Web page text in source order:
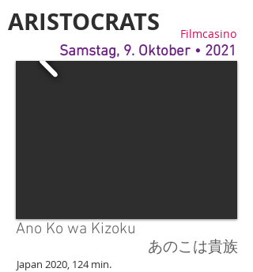
ARISTOCRATS Filmcasino
Samstag, 9. Oktober • 2021
Ano Ko wa Kizoku
あのこは貴族
Japan 2020, 124 min.